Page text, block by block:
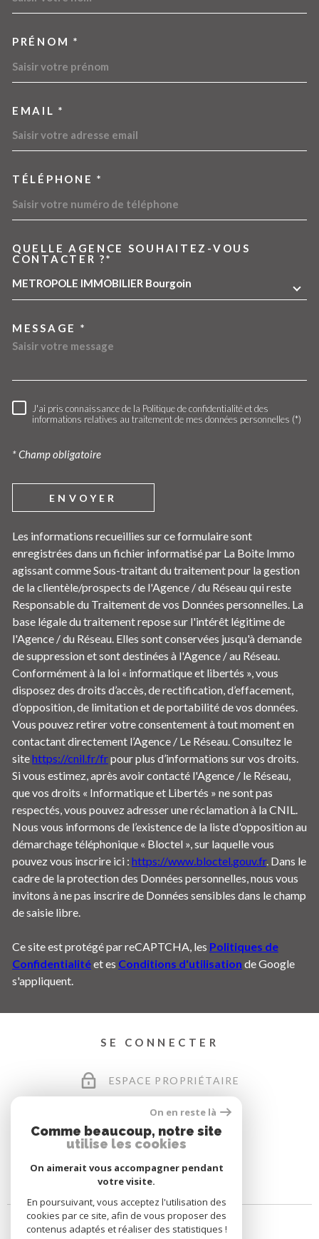
PRÉNOM *
EMAIL *
TÉLÉPHONE *
QUELLE AGENCE SOUHAITEZ-VOUS
CONTACTER ?*
METROPOLE IMMOBILIER Bourgoin
MESSAGE *
RÈGLEMENTATION
J'ai pris connaissance de la Politique de confidentialité et des
informations relatives au traitement de mes données personnelles (*)
* Champ obligatoire
ENVOYER
Les informations recueillies sur ce formulaire sont
enregistrées dans un fichier informatisé par La Boite Immo
agissant comme Sous-traitant du traitement pour la gestion
de la clientèle/prospects de l'Agence / du Réseau qui reste
Responsable du Traitement de vos Données personnelles. La
base légale du traitement repose sur l'intérêt légitime de
l'Agence / du Réseau. Elles sont conservées jusqu'à demande
de suppression et sont destinées à l'Agence / au Réseau.
Conformément à la loi « informatique et libertés », vous
disposez des droits d’accès, de rectification, d’effacement,
d’opposition, de limitation et de portabilité de vos données.
Vous pouvez retirer votre consentement à tout moment en
contactant directement l’Agence / Le Réseau. Consultez le
sitehttps://cnil.fr/frpour plus d’informations sur vos droits.
Si vous estimez, après avoir contacté l'Agence / le Réseau,
que vos droits « Informatique et Libertés » ne sont pas
respectés, vous pouvez adresser une réclamation à la CNIL.
Nous vous informons de l’existence de la liste d'opposition au
démarchage téléphonique « Bloctel », sur laquelle vous
pouvez vous inscrire ici : https://www.bloctel.gouv.fr. Dans le
cadre de la protection des Données personnelles, nous vous
invitons à ne pas inscrire de Données sensibles dans le champ
de saisie libre.
Ce site est protégé par reCAPTCHA, les Politiques de
Confidentialitéet es Conditions d'utilisation de Google
s'appliquent.
SE CONNECTER
ESPACE PROPRIÉTAIRE
On en reste là
Comme beaucoup, notre site
utilise les cookies
On aimerait vous accompagner pendant
votre visite.
En poursuivant, vous acceptez l'utilisation des
cookies par ce site, afin de vous proposer des
contenus adaptés et réaliser des statistiques !